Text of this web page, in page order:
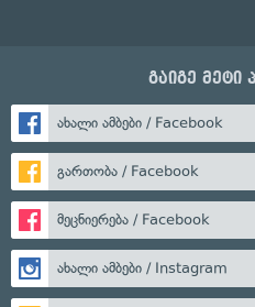
გაიგე მეტი
ახალი ამბები / Facebook
გართობა / Facebook
მეცნიერება / Facebook
ახალი ამბები / Instagram